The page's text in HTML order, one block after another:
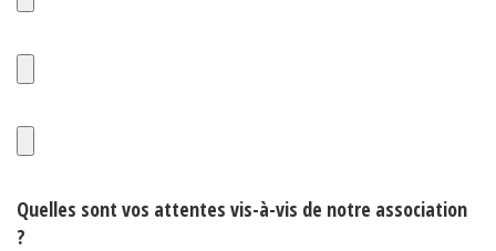
Quelles sont vos attentes vis-à-vis de notre association
?